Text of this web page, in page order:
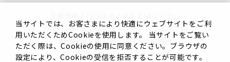
クリーンFA | 工作機械 | シートメタル加工機
繊維機械 | 複合機＆FAX・情報機器
生産管理システム | サイトマップ
当サイトでは、お客さまにより快適にウェブサイトをご利
用いただくためCookieを使用します。 当サイトをご覧い
ただく際は、Cookieの使用に同意ください。ブラウザの
設定により、Cookieの受信を拒否することが可能です。